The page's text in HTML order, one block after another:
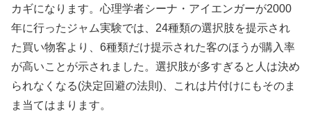
カギになります。心理学者シーナ・アイエンガーが2000
年に行ったジャム実験では、24種類の選択肢を提示され
た買い物客より、6種類だけ提示された客のほうが購入率
が高いことが示されました。選択肢が多すぎると人は決め
られなくなる(決定回避の法則)、これは片付けにもそのま
ま当てはまります。